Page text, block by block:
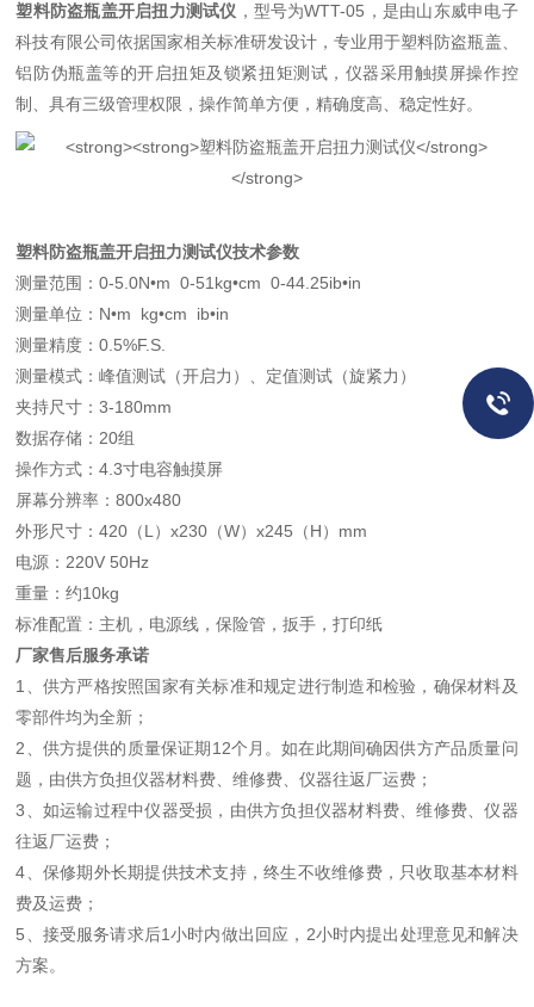
塑料防盗瓶盖开启扭力测试仪 ，型号为WTT-05，是由山东威申电子
科技有限公司依据国家相关标准研发设计，专业用于塑料防盗瓶盖、
铝防伪瓶盖等的开启扭矩及锁紧扭矩测试，仪器采用触摸屏操作控
制、具有三级管理权限，操作简单方便，精确度高、稳定性好。
塑料防盗瓶盖开启扭力测试仪技术参数
测量范围：0-5.0N•m 0-51kg•cm 0-44.25ib•in
测量单位：N•m kg•cm ib•in
测量精度：0.5%F.S.
测量模式：峰值测试（开启力）、定值测试（旋紧力）
夹持尺寸：3-180mm
数据存储：20组
操作方式：4.3寸电容触摸屏
屏幕分辨率：800x480
外形尺寸：420（L）x230（W）x245（H）mm
电源：220V 50Hz
重量：约10kg
标准配置：主机，电源线，保险管，扳手，打印纸
厂家售后服务承诺
1、供方严格按照国家有关标准和规定进行制造和检验，确保材料及
零部件均为全新；
2、供方提供的质量保证期12个月。如在此期间确因供方产品质量问
题，由供方负担仪器材料费、维修费、仪器往返厂运费；
3、如运输过程中仪器受损，由供方负担仪器材料费、维修费、仪器
往返厂运费；
4、保修期外长期提供技术支持，终生不收维修费，只收取基本材料
费及运费；
5、接受服务请求后1小时内做出回应，2小时内提出处理意见和解决
方案。